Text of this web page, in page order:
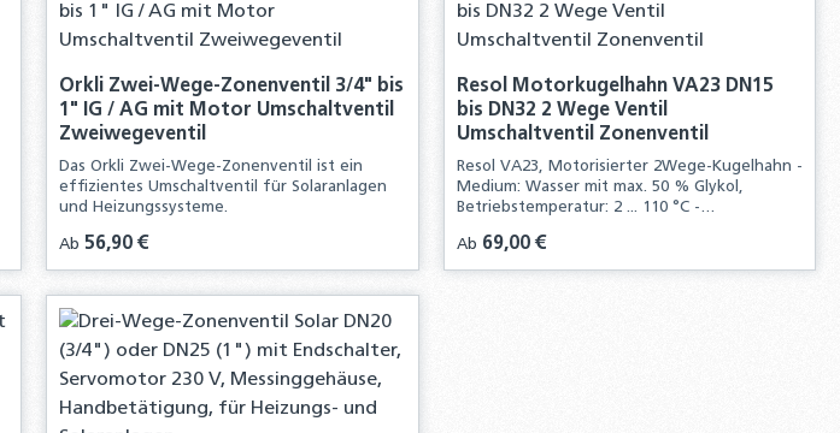
Orkli Zwei-Wege-Zonenventil 3/4" bis
1" IG / AG mit Motor Umschaltventil
Zweiwegeventil
Das Orkli Zwei-Wege-Zonenventil ist ein
effizientes Umschaltventil für Solaranlagen
und Heizungssysteme.
Regulärer Preis:
Ab 56,90 €
Resol Motorkugelhahn VA23 DN15
bis DN32 2 Wege Ventil
Umschaltventil Zonenventil
Resol VA23, Motorisierter 2Wege-Kugelhahn -
Medium: Wasser mit max. 50 % Glykol,
Betriebstemperatur: 2 ... 110 °C -
Arbeitsdruck: 32 bar (3.2 MPa) - Max.
Differenzdruck: 6 bar (600 kPa), Stellmotor:
Regulärer Preis:
Ab 69,00 €